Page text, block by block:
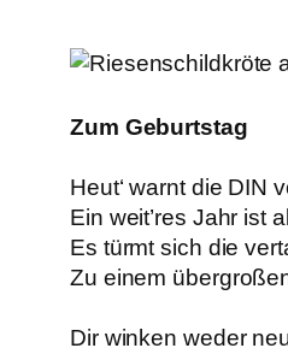
Zum Geburtstag
Heut‘ warnt die DIN
Ein weit’res Jahr ist
Es türmt sich die
Zu einem
Dir winken weder